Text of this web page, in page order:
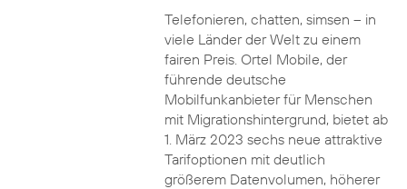
Telefonieren, chatten, simsen – in
viele Länder der Welt zu einem
fairen Preis. Ortel Mobile, der
führende deutsche
Mobilfunkanbieter für Menschen
mit Migrationshintergrund, bietet ab
1. März 2023 sechs neue attraktive
Tarifoptionen mit deutlich
größerem Datenvolumen, höherer